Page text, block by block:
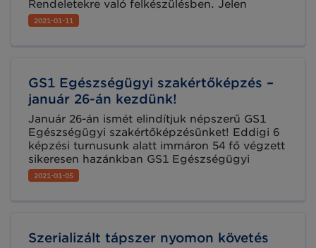
Rendeletekre való felkészülésben. Jelen
cikkünkben az Innovációs és Technológiai
Minisztérium (ITM) felmérésére hívjuk fel a
segítése érdekében.
2021-01-11
GS1 Egészségügyi szakértőképzés –
január 26-án kezdünk!
Január 26-án ismét elindítjuk népszerű GS1
Egészségügyi szakértőképzésünket! Eddigi 6
képzési turnusunk alatt immáron 54 fő végzett
sikeresen hazánkban GS1 Egészségügyi
szakértőként. Ne maradjon le a következő
lehetőségről, jelentkezzen még ma!
2021-01-05
Szerializált tápszer nyomon követés